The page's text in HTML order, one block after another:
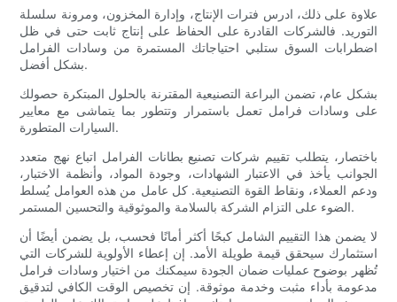
علاوة على ذلك، ادرس فترات الإنتاج، وإدارة المخزون، ومرونة سلسلة
التوريد. فالشركات القادرة على الحفاظ على إنتاج ثابت حتى في ظل
اضطرابات السوق ستلبي احتياجاتك المستمرة من وسادات الفرامل
بشكل أفضل.
بشكل عام، تضمن البراعة التصنيعية المقترنة بالحلول المبتكرة حصولك
على وسادات فرامل تعمل باستمرار وتتطور بما يتماشى مع معايير
السيارات المتطورة.
باختصار، يتطلب تقييم شركات تصنيع بطانات الفرامل اتباع نهج متعدد
الجوانب يأخذ في الاعتبار الشهادات، وجودة المواد، وأنظمة الاختبار،
ودعم العملاء، ونقاط القوة التصنيعية. كل عامل من هذه العوامل يُسلط
الضوء على التزام الشركة بالسلامة والموثوقية والتحسين المستمر.
لا يضمن هذا التقييم الشامل كبحًا أكثر أمانًا فحسب، بل يضمن أيضًا أن
استثمارك سيحقق قيمة طويلة الأمد. إن إعطاء الأولوية للشركات التي
تُظهر بوضوح عمليات ضمان الجودة سيمكنك من اختيار وسادات فرامل
مدعومة بأداء مثبت وخدمة موثوقة. إن تخصيص الوقت الكافي لتدقيق